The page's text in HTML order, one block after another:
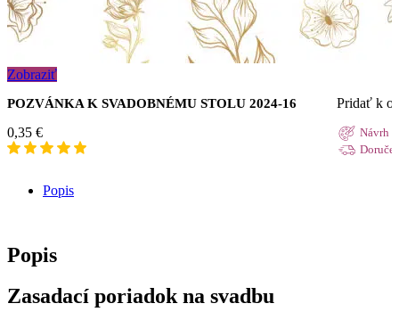
Zobraziť
POZVÁNKA K SVADOBNÉMU STOLU 2024-16
Pridať k
0,35 €
Návrh
Popis
Popis
Zasadací poriadok na svadbu